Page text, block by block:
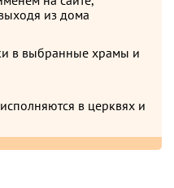
из дома
в выбранные храмы и
в церквях и